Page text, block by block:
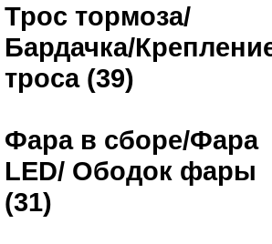
Трос тормоза/
Бардачка/
троса (39)
Фара в сборе/Фара
LED/ Ободок фары
(31)